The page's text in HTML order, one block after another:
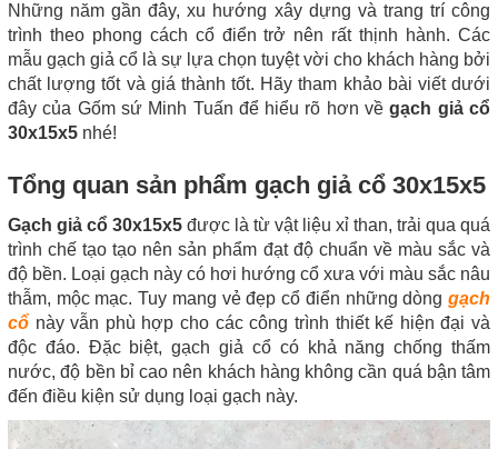
Những năm gần đây, xu hướng xây dựng và trang trí công
trình theo phong cách cổ điển trở nên rất thịnh hành. Các
mẫu gạch giả cổ là sự lựa chọn tuyệt vời cho khách hàng bởi
chất lượng tốt và giá thành tốt. Hãy tham khảo bài viết dưới
đây của Gốm sứ Minh Tuấn để hiểu rõ hơn vềgạch giả cổ
30x15x5 nhé!
Tổng quan sản phẩm gạch giả cổ 30x15x5
Gạch giả cổ 30x15x5 được là từ vật liệu xỉ than, trải qua quá
trình chế tạo tạo nên sản phẩm đạt độ chuẩn về màu sắc và
độ bền. Loại gạch này có hơi hướng cổ xưa với màu sắc nâu
thẫm, mộc mạc. Tuy mang vẻ đẹp cổ điển những dòng gạch
cổ này vẫn phù hợp cho các công trình thiết kế hiện đại và
độc đáo. Đặc biệt, gạch giả cổ có khả năng chống thấm
nước, độ bền bỉ cao nên khách hàng không cần quá bận tâm
đến điều kiện sử dụng loại gạch này.